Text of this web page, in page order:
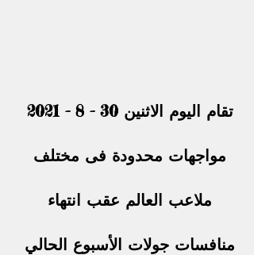
مواجهات محدودة فى مختلف
ملاعب العالم عقب انتهاء
منافسات جولات الأسبوع الحالي